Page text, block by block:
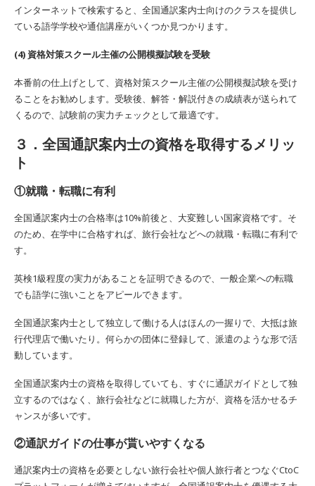
インターネットで検索すると、全国通訳案内士向けのクラスを提供し
ている語学学校や通信講座がいくつか見つかります。
(4) 資格対策スクール主催の公開模擬試験を受験
本番前の仕上げとして、資格対策スクール主催の公開模擬試験を受け
ることをお勧めします。受験後、解答・解説付きの成績表が送られて
くるので、試験前の実力チェックとして最適です。
３．全国通訳案内士の資格を取得するメリッ
ト
①就職・転職に有利
全国通訳案内士の合格率は10%前後と、大変難しい国家資格です。そ
のため、在学中に合格すれば、旅行会社などへの就職・転職に有利で
す。
英検1級程度の実力があることを証明できるので、一般企業への転職
でも語学に強いことをアピールできます。
全国通訳案内士として独立して働ける人はほんの一握りで、大抵は旅
行代理店で働いたり。何らかの団体に登録して、派遣のような形で活
動しています。
全国通訳案内士の資格を取得していても、すぐに通訳ガイドとして独
立するのではなく、旅行会社などに就職した方が、資格を活かせるチ
ャンスが多いです。
②通訳ガイドの仕事が貰いやすくなる
通訳案内士の資格を必要としない旅行会社や個人旅行者とつなぐCtoC